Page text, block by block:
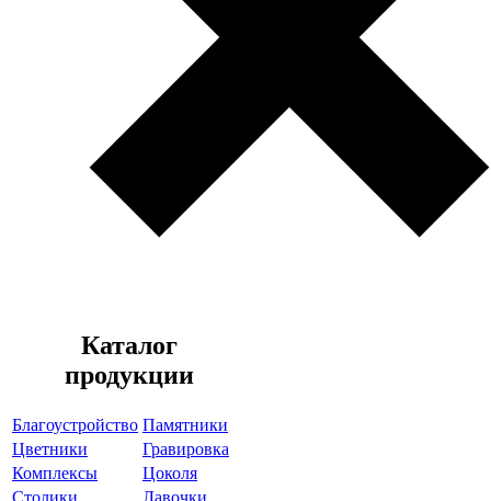
Каталог
продукции
Благоустройство Памятники
Цветники
Гравировка
Комплексы
Цоколя
Столики
Лавочки